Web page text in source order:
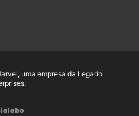
uma empresa da Legado